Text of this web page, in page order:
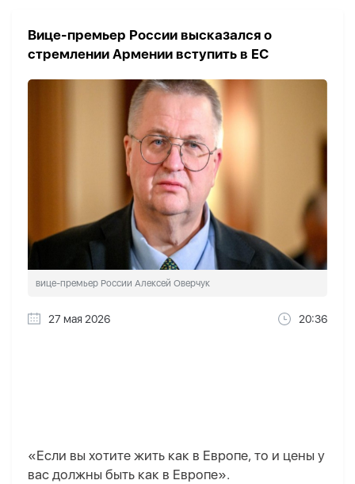
Вице-премьер России высказался о
стремлении Армении вступить в ЕС
вице-премьер России Алексей Оверчук
27 мая 2026 20:36
«Если вы хотите жить как в Европе, то и цены у
вас должны быть как в Европе».